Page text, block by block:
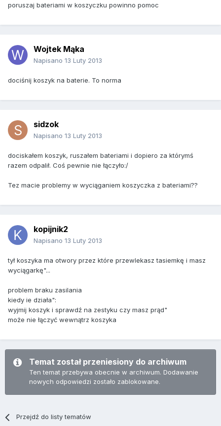
poruszaj bateriami w koszyczku powinno pomoc
Wojtek Mąka
Napisano 13 Luty 2013
dociśnij koszyk na baterie. To norma
sidzok
Napisano 13 Luty 2013
dociskałem koszyk, ruszałem bateriami i dopiero za którymś
razem odpalił. Coś pewnie nie łączyło:/
Tez macie problemy w wyciąganiem koszyczka z bateriami??
kopijnik2
Napisano 13 Luty 2013
tył koszyka ma otwory przez które przewlekasz tasiemkę i masz
wyciągarkę"...
problem braku zasilania
kiedy ie działa":
wyjmij koszyk i sprawdź na zestyku czy masz prąd"
może nie łączyć wewnątrz koszyka
Temat został przeniesiony do archiwum
Ten temat przebywa obecnie w archiwum. Dodawanie
nowych odpowiedzi zostało zablokowane.
Przejdź do listy tematów